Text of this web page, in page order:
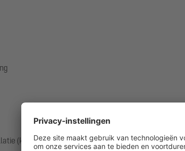
(koppelstukken bouwzijdig aan te sluiten)